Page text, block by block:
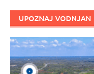
UPOZNAJ VODNJAN